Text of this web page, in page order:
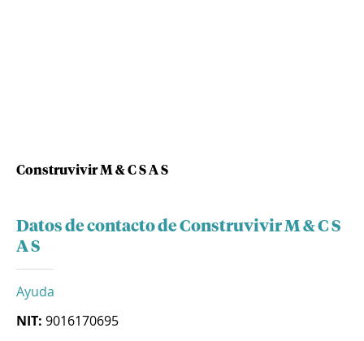
Construvivir M & C S A S
Datos de contacto de Construvivir M & C S
A S
Ayuda
NIT: 9016170695